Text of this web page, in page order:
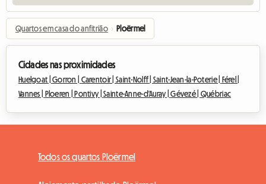
Quartos em casa do anfitrião › Ploërmel
Cidades nas proximidades
Huelgoat |Gorron | Carentoir | Saint-Nolff | Saint-Jean-la-Poterie |
Férel |
Vannes |
Ploeren | Pontivy |Sainte-Anne-d'Auray |Gévezé | Québriac
Todos os quartos Ploërmel